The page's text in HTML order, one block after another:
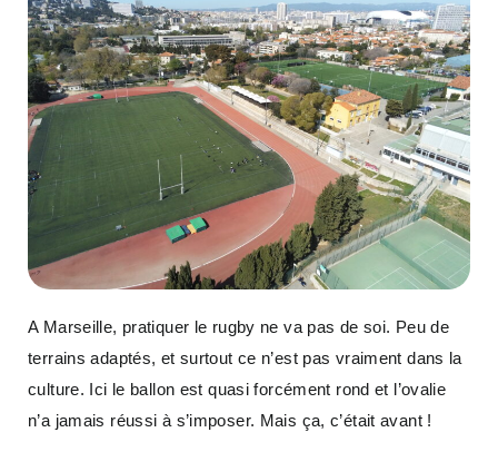
A Marseille, pratiquer le rugby ne va pas de soi. Peu de
terrains adaptés, et surtout ce n’est pas vraiment dans la
culture. Ici le ballon est quasi forcément rond et l’ovalie
n’a jamais réussi à s’imposer. Mais ça, c’était avant !